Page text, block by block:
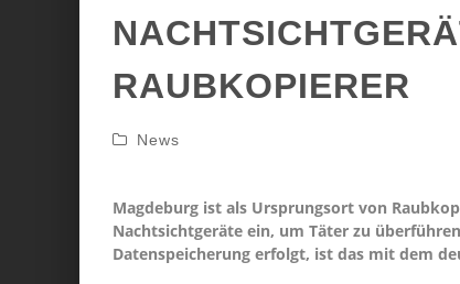
RAUBKOPIERER
News
Magdeburg ist als Ursprungsort von
Nachtsichtgeräte ein, um Täter zu
Datenspeicherung erfolgt, ist das mit dem